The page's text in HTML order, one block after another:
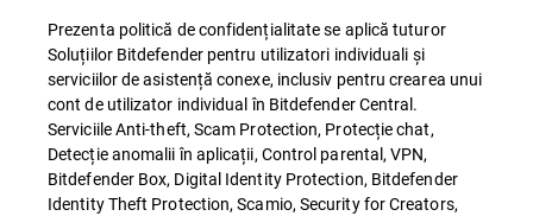
Prezenta politică de confidențialitate se aplică tuturor
Soluțiilor Bitdefender pentru utilizatori individuali și
serviciilor de asistență conexe, inclusiv pentru crearea unui
cont de utilizator individual în Bitdefender Central.
Serviciile Anti-theft, Scam Protection, Protecție chat,
Detecție anomalii în aplicații, Control parental, VPN,
Bitdefender Box, Digital Identity Protection, Bitdefender
Identity Theft Protection, Scamio, Security for Creators,